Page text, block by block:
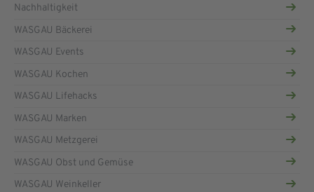
Nachhaltigkeit
WASGAU Bäckerei
WASGAU Events
WASGAU Kochen
WASGAU Lifehacks
WASGAU Marken
WASGAU Metzgerei
WASGAU Obst und Gemüse
WASGAU Weinkeller